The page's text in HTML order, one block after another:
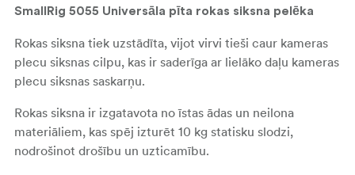
SmallRig 5055 Universāla pīta rokas siksna pelēka
Rokas siksna tiek uzstādīta, vijot virvi tieši caur kameras
plecu siksnas cilpu, kas ir saderīga ar lielāko daļu kameras
plecu siksnas saskarņu.
Rokas siksna ir izgatavota no īstas ādas un neilona
materiāliem, kas spēj izturēt 10 kg statisku slodzi,
nodrošinot drošību un uzticamību.